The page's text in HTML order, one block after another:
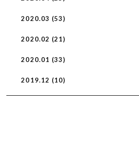
2020.03 (53)
2020.02 (21)
2020.01 (33)
2019.12 (10)